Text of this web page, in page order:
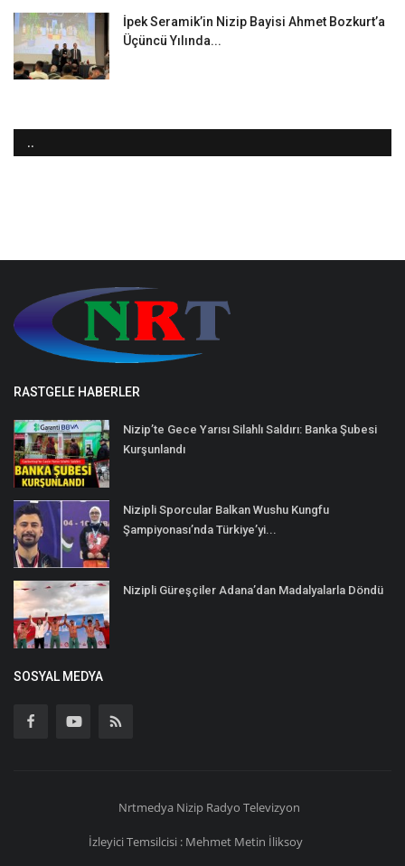
İpek Seramik’in Nizip Bayisi Ahmet Bozkurt’a
Üçüncü Yılında...
..
RASTGELE HABERLER
Nizip’te Gece Yarısı Silahlı Saldırı: Banka Şubesi
Kurşunlandı
Nizipli Sporcular Balkan Wushu Kungfu
Şampiyonası’nda Türkiye’yi...
Nizipli Güreşçiler Adana’dan Madalyalarla Döndü
SOSYAL MEDYA
Nrtmedya Nizip Radyo Televizyon
İzleyici Temsilcisi : Mehmet Metin İliksoy